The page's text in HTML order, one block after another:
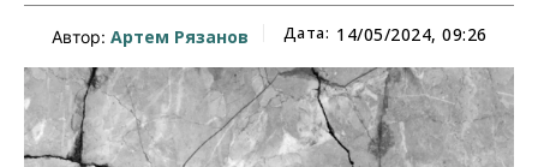
Автор: Артем Рязанов Дата: 14/05/2024, 09:26